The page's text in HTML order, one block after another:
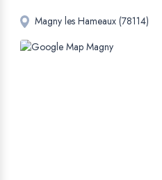
Magny les Hameaux (78114)